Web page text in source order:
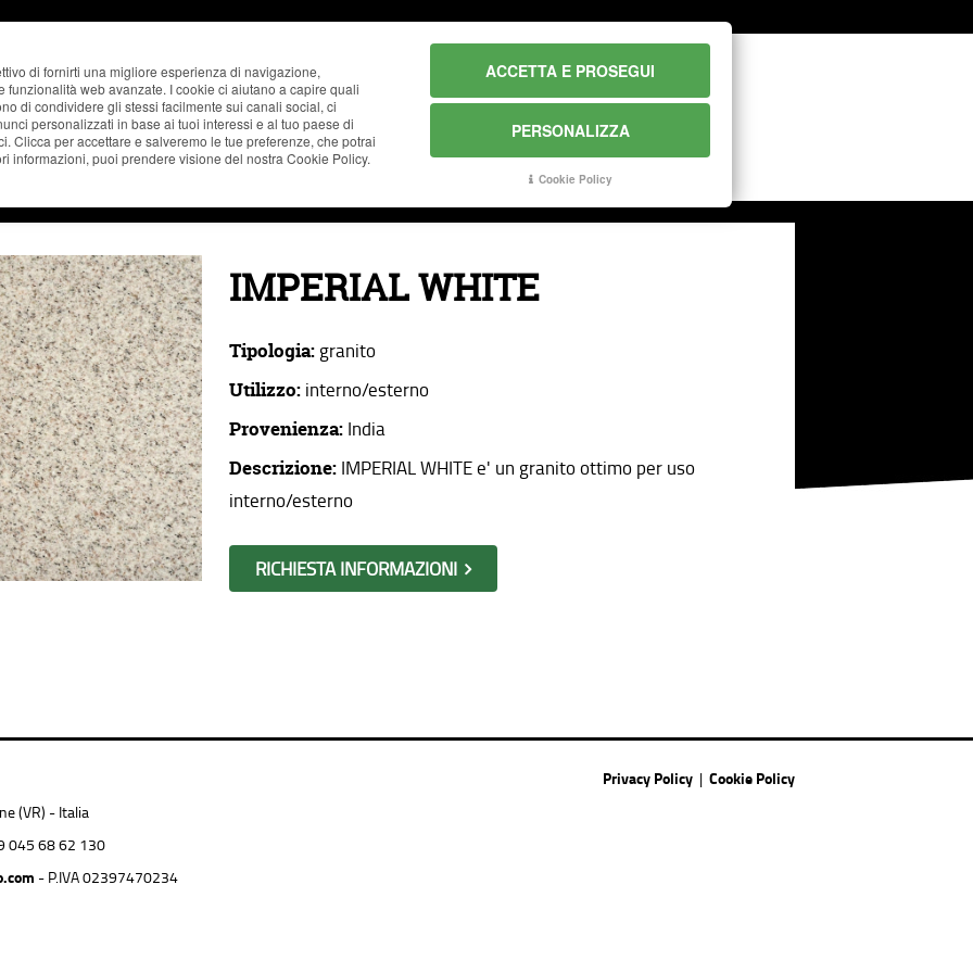
AZIENDA CATALOGO REALIZZAZIONI NEWS CONTATTI
IMPERIAL WHITE
Tipologia: granito
Utilizzo: interno/esterno
Provenienza: India
Descrizione: IMPERIAL WHITE e' un granito ottimo per uso
interno/esterno
RICHIESTA INFORMAZIONI
(VR) - Italia
045 68 62 130
- P.IVA 02397470234
Privacy Policy | Cookie Policy
di fornirti una migliore esperienza di navigazione,
web avanzate. I cookie ci aiutano a capire quali
di condividere gli stessi facilmente sui canali social, ci
personalizzati in base ai tuoi interessi e al tuo paese di
Clicca per accettare e salveremo le tue preferenze, che potrai
informazioni, puoi prendere visione del nostra Cookie Policy.
ACCETTA E PROSEGUI
PERSONALIZZA
Cookie Policy